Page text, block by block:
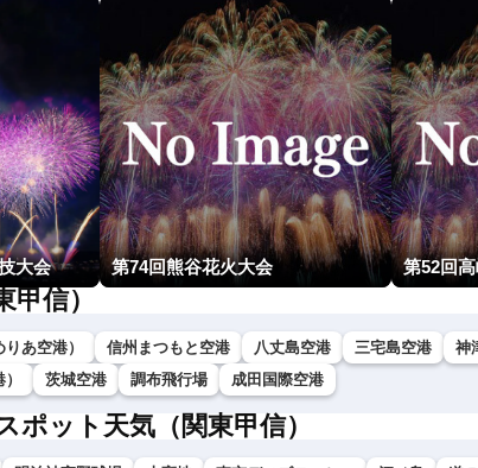
大会 第74回熊谷花火大会 第52回
信）
あ空港） 信州まつもと空港 八丈島空港 三宅島空港 神
茨城空港 調布飛行場 成田国際空港
ポット天気（関東甲信）